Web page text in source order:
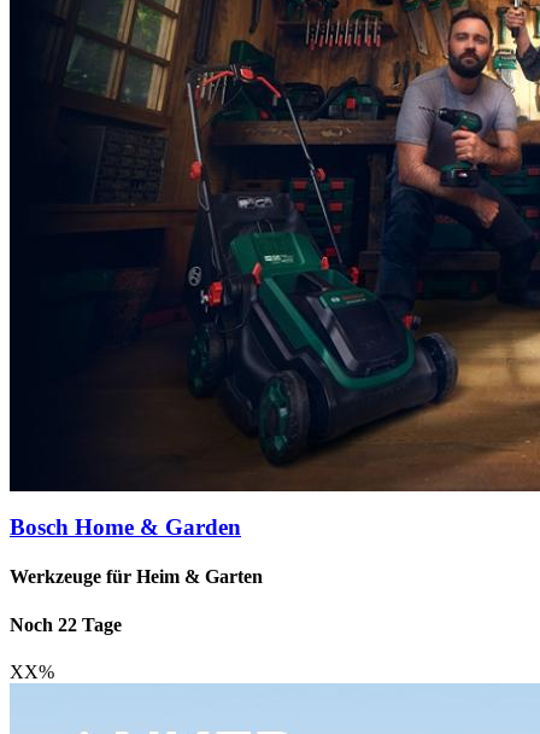
Bosch Home & Garden
Werkzeuge für Heim & Garten
Noch 22 Tage
XX%